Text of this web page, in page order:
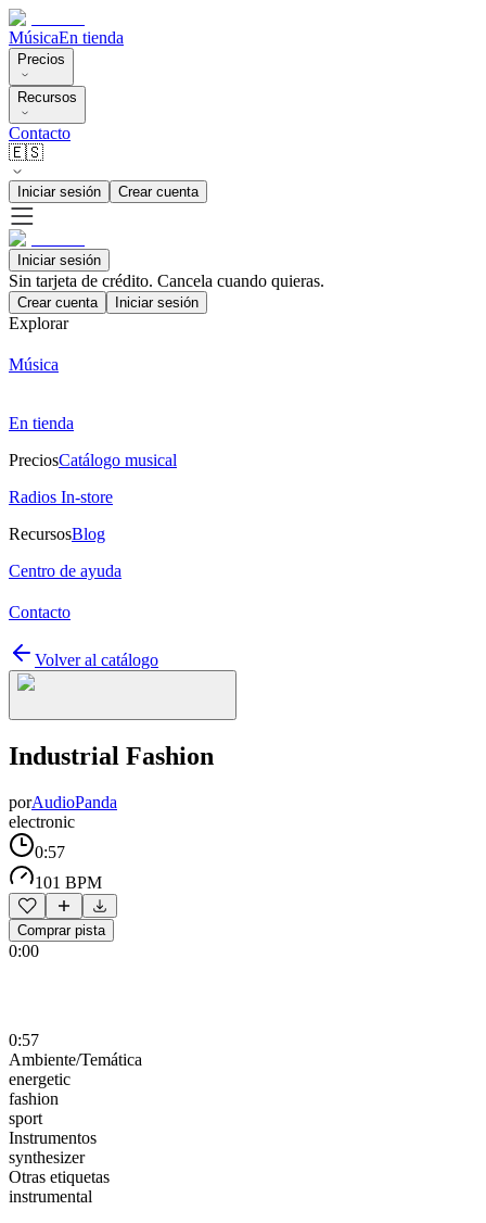
MúsicaEn tienda
Precios
Recursos
Contacto
🇪🇸
Iniciar sesión Crear cuenta
Iniciar sesión
Sin tarjeta de crédito. Cancela cuando quieras.
Crear cuenta Iniciar sesión
Explorar
Música
En tienda
PreciosCatálogo musical
Radios In-store
RecursosBlog
Centro de ayuda
Contacto
Volver al catálogo
Industrial Fashion
porAudioPanda
electronic
0:57
101 BPM
Comprar pista
0:00
0:57
Ambiente/Temática
energetic
fashion
sport
Instrumentos
synthesizer
Otras etiquetas
instrumental